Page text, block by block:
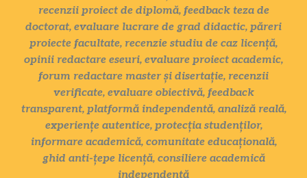
recenzii proiect de diplomă, feedback teza de
doctorat, evaluare lucrare de grad didactic, păreri
proiecte facultate, recenzie studiu de caz licență,
opinii redactare eseuri, evaluare proiect academic,
forum redactare master și disertație, recenzii
verificate, evaluare obiectivă, feedback
transparent, platformă independentă, analiză reală,
experiențe autentice, protecția studenților,
informare academică, comunitate educațională,
ghid anti-țepe licență, consiliere academică
independentă